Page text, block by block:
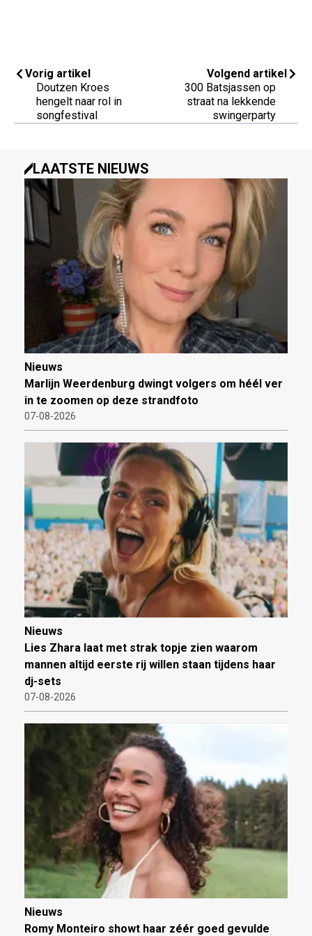
Vorig artikel
Doutzen Kroes
hengelt naar rol in
songfestival
Volgend artikel
300 Batsjassen op
straat na lekkende
swingerparty
LAATSTE NIEUWS
Nieuws
Marlijn Weerdenburg dwingt volgers om héél ver
in te zoomen op deze strandfoto
07-08-2026
Nieuws
Lies Zhara laat met strak topje zien waarom
mannen altijd eerste rij willen staan tijdens haar
dj-sets
07-08-2026
Nieuws
Romy Monteiro showt haar zéér goed gevulde